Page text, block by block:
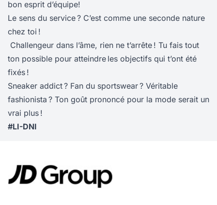
bon esprit d’équipe!
Le sens du service ? C’est comme une seconde nature
chez toi !
Challengeur dans l’âme, rien ne t’arrête ! Tu fais tout
ton possible pour atteindre les objectifs qui t’ont été
fixés !
Sneaker addict ? Fan du sportswear ? Véritable
fashionista ? Ton goût prononcé pour la mode serait un
vrai plus !
#LI-DNI